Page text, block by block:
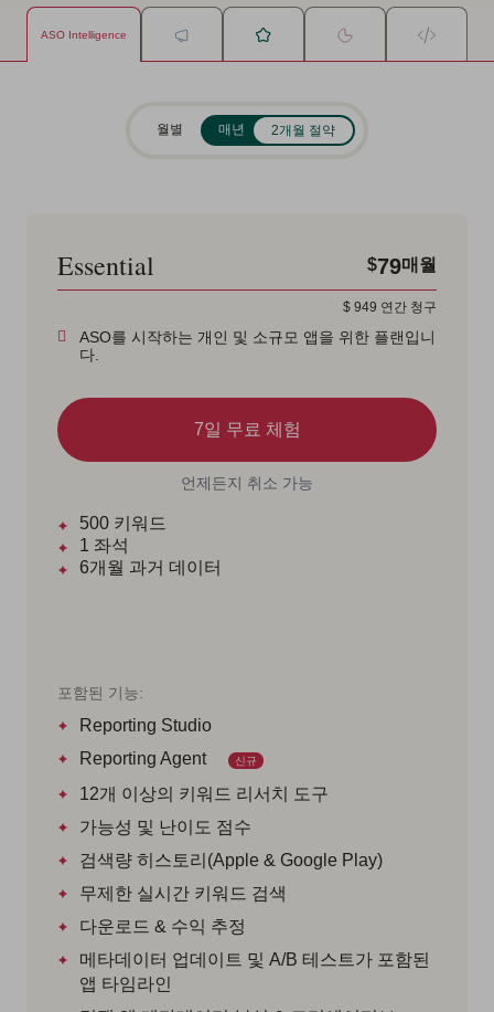
ASO Intelligence
월별 매년 2개월 절약
Essential $79매월
$ 949 연간 청구
ASO를 시작하는 개인 및 소규모 앱을 위한 플랜입니
다.
7일 무료 체험
언제든지 취소 가능
500 키워드
1 좌석
6개월 과거 데이터
포함된 기능:
Reporting Studio
Reporting Agent
신규
12개 이상의 키워드 리서치 도구
가능성 및 난이도 점수
검색량 히스토리(Apple & Google Play)
무제한 실시간 키워드 검색
다운로드 & 수익 추정
메타데이터 업데이트 및 A/B 테스트가 포함된
앱 타임라인